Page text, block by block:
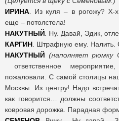
ИРИНА . Из куля – в рогожу?
еще – потолстела!
НАКУТНЫЙ Ну. Давай, Эдик,
КАРГИН . Штрафную ему. Налить.
НАКУТНЫЙ (наполняет рюмку
ответственное
пожаловали. С самой столицы
Москвы. Из центру! Надо
как говорится… должны
ковровая дорожка. Парадная